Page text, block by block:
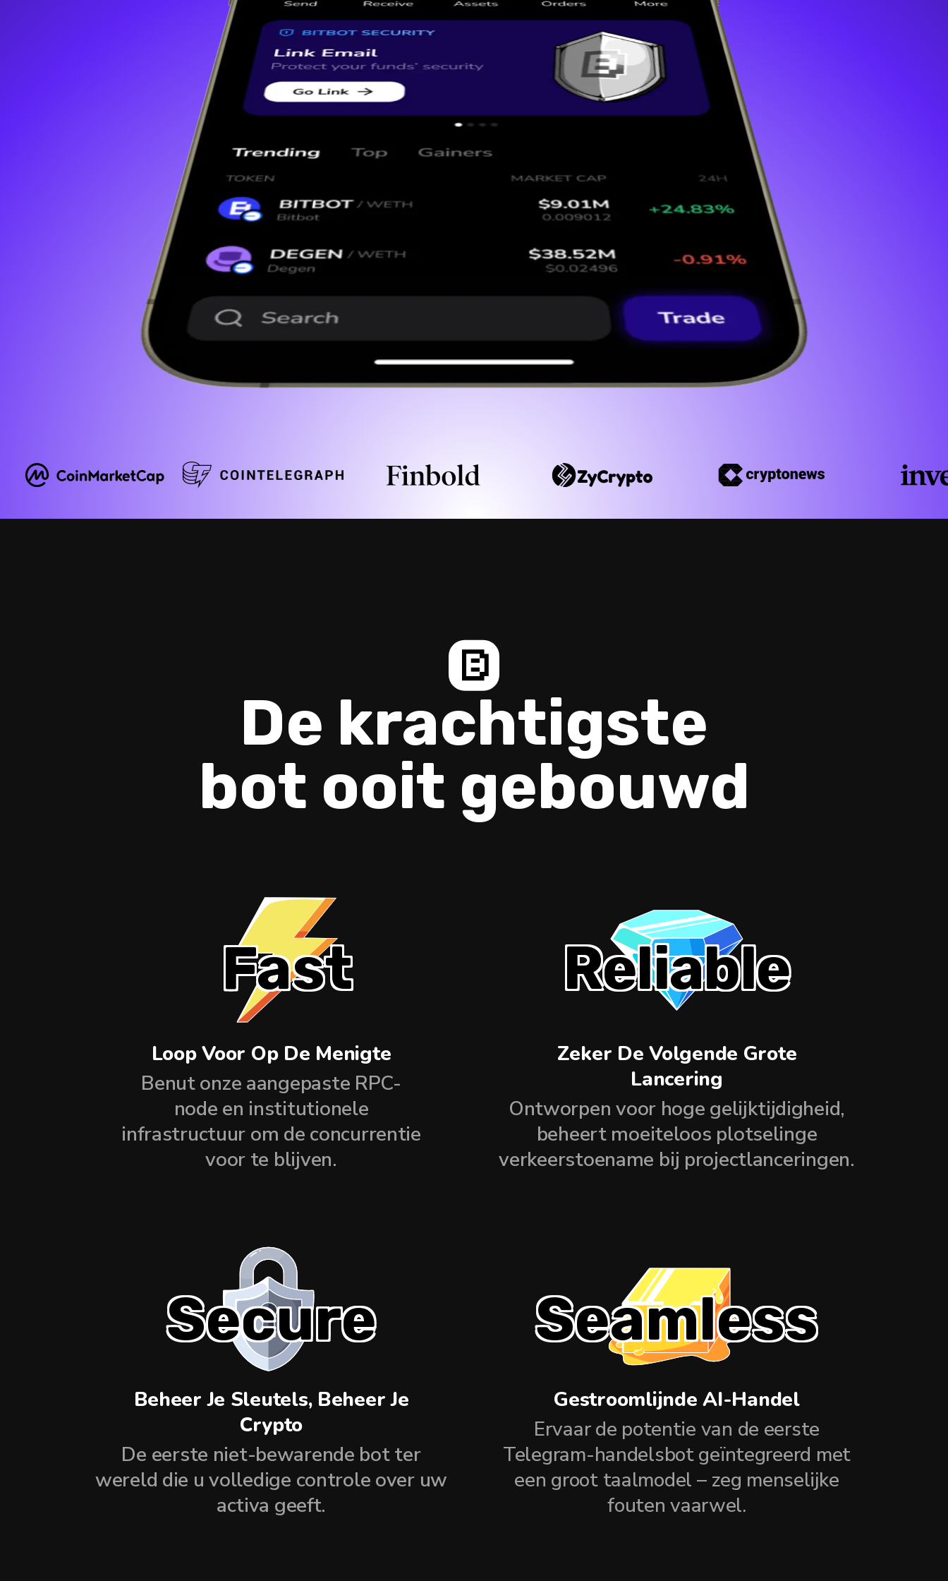
De krachtigste
bot ooit gebouwd
Fast
Loop Voor Op De Menigte
Benut onze aangepaste RPC-
node en institutionele
infrastructuur om de concurrentie
voor te blijven.
Reliable
Zeker De Volgende Grote
Lancering
Ontworpen voor hoge gelijktijdigheid,
beheert moeiteloos plotselinge
verkeerstoename bij projectlanceringen.
Secure
Beheer Je Sleutels, Beheer Je
Crypto
De eerste niet-bewarende bot ter
wereld die u volledige controle over uw
activa geeft.
Seamless
Gestroomlijnde AI-Handel
Ervaar de potentie van de eerste
Telegram-handelsbot geïntegreerd met
een groot taalmodel – zeg menselijke
fouten vaarwel.